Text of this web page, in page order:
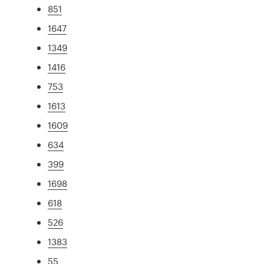
851
1647
1349
1416
753
1613
1609
634
399
1698
618
526
1383
55